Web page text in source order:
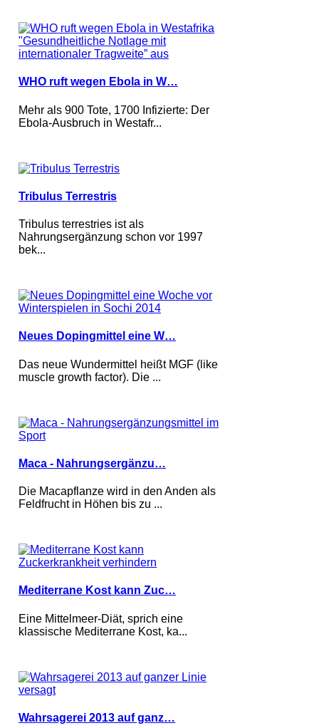
WHO ruft wegen Ebola in W…
Mehr als 900 Tote, 1700 Infizierte: Der
Ebola-Ausbruch in Westafr...
Tribulus Terrestris
Tribulus terrestries ist als
Nahrungsergänzung schon vor 1997
bek...
Neues Dopingmittel eine W…
Das neue Wundermittel heißt MGF (like
muscle growth factor). Die ...
Maca - Nahrungsergänzu…
Die Macapflanze wird in den Anden als
Feldfrucht in Höhen bis zu ...
Mediterrane Kost kann Zuc…
Eine Mittelmeer-Diät, sprich eine
klassische Mediterrane Kost, ka...
Wahrsagerei 2013 auf ganz…